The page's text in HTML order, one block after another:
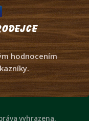
hodnocením
vyhrazena.